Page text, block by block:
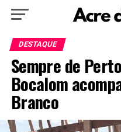
HOME
EDUCAÇÃO
DESTAQUE
Sempre de
Bocalom
Branco